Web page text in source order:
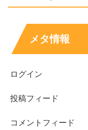
次男の聖さんは、元
目される場面は多く
の話題が強いのは、
ことです。
メタ情報
ログイン
投稿フィード
コメントフィード